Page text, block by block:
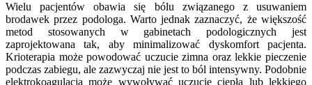
Wielu pacjentów obawia się bólu związanego z usuwaniem
brodawek przez podologa. Warto jednak zaznaczyć, że większość
metod stosowanych w gabinetach podologicznych jest
zaprojektowana tak, aby minimalizować dyskomfort pacjenta.
Krioterapia może powodować uczucie zimna oraz lekkie pieczenie
podczas zabiegu, ale zazwyczaj nie jest to ból intensywny. Podobnie
elektrokoagulacja może wywoływać uczucie ciepła lub lekkiego